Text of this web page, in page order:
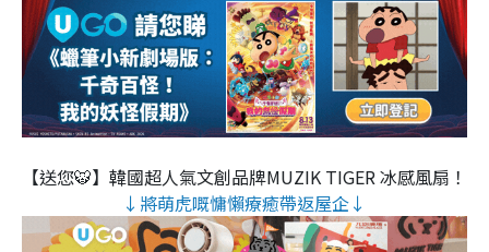
【送您🐯】韓國超人氣文創品牌MUZIK TIGER 冰感風扇！
↓將萌虎嘅慵懶療癒帶返屋企↓